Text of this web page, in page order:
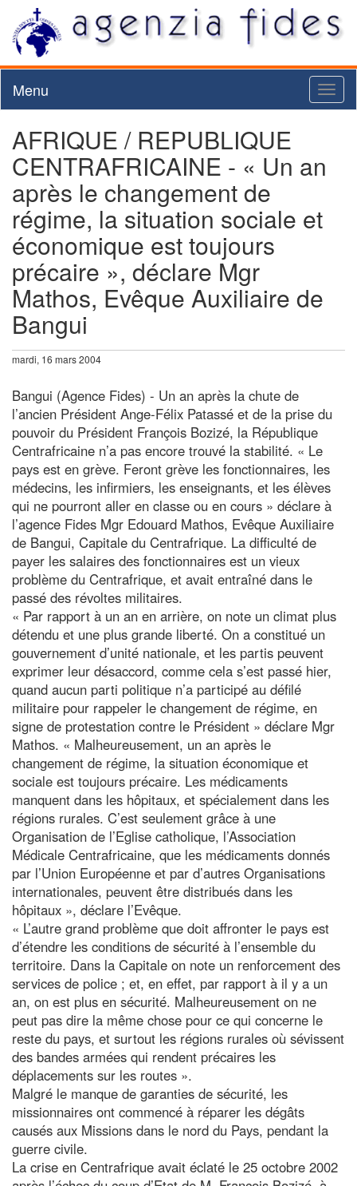
Menu
AFRIQUE / REPUBLIQUE
CENTRAFRICAINE - « Un an
après le changement de
régime, la situation sociale et
économique est toujours
précaire », déclare Mgr
Mathos, Evêque Auxiliaire de
Bangui
mardi, 16 mars 2004
Bangui (Agence Fides) - Un an après la chute de
l’ancien Président Ange-Félix Patassé et de la prise du
pouvoir du Président François Bozizé, la République
Centrafricaine n’a pas encore trouvé la stabilité. « Le
pays est en grève. Feront grève les fonctionnaires, les
médecins, les infirmiers, les enseignants, et les élèves
qui ne pourront aller en classe ou en cours » déclare à
l’agence Fides Mgr Edouard Mathos, Evêque Auxiliaire
de Bangui, Capitale du Centrafrique. La difficulté de
payer les salaires des fonctionnaires est un vieux
problème du Centrafrique, et avait entraîné dans le
passé des révoltes militaires.
« Par rapport à un an en arrière, on note un climat plus
détendu et une plus grande liberté. On a constitué un
gouvernement d’unité nationale, et les partis peuvent
exprimer leur désaccord, comme cela s’est passé hier,
quand aucun parti politique n’a participé au défilé
militaire pour rappeler le changement de régime, en
signe de protestation contre le Président » déclare Mgr
Mathos. « Malheureusement, un an après le
changement de régime, la situation économique et
sociale est toujours précaire. Les médicaments
manquent dans les hôpitaux, et spécialement dans les
régions rurales. C’est seulement grâce à une
Organisation de l’Eglise catholique, l’Association
Médicale Centrafricaine, que les médicaments donnés
par l’Union Européenne et par d’autres Organisations
internationales, peuvent être distribués dans les
hôpitaux », déclare l’Evêque.
« L’autre grand problème que doit affronter le pays est
d’étendre les conditions de sécurité à l’ensemble du
territoire. Dans la Capitale on note un renforcement des
services de police ; et, en effet, par rapport à il y a un
an, on est plus en sécurité. Malheureusement on ne
peut pas dire la même chose pour ce qui concerne le
reste du pays, et surtout les régions rurales où sévissent
des bandes armées qui rendent précaires les
déplacements sur les routes ».
Malgré le manque de garanties de sécurité, les
missionnaires ont commencé à réparer les dégâts
causés aux Missions dans le nord du Pays, pendant la
guerre civile.
La crise en Centrafrique avait éclaté le 25 octobre 2002